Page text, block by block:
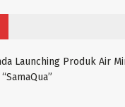
Launching Produk Air